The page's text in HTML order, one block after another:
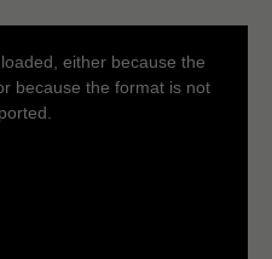
either because the
because the format is not